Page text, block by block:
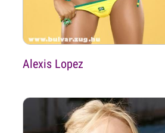
Alexis Lopez